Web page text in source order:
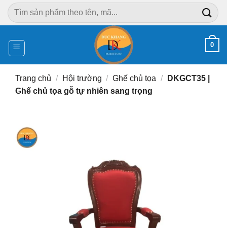
Chuyển
đến
dung
Tìm
kiếm:
0
Trang chủ / Hội trường / Ghế chủ tọa /
DKGCT35 |
Ghế chủ tọa gỗ tự nhiên sang trọng